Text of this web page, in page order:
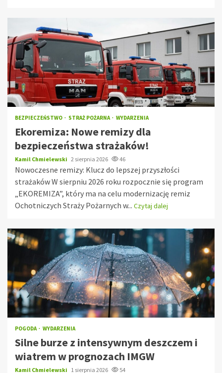
BEZPIECZEŃSTWO STRAŻ POŻARNA WYDARZENIA
Ekoremiza: Nowe remizy dla
bezpieczeństwa strażaków!
Kamil Chmielewski 2 sierpnia 2026 46
Nowoczesne remizy: Klucz do lepszej przyszłości
strażaków W sierpniu 2026 roku rozpocznie się program
„EKOREMIZA”, który ma na celu modernizację remiz
Ochotniczych Straży Pożarnych w... Czytaj dalej
POGODA WYDARZENIA
Silne burze z intensywnym deszczem i
wiatrem w prognozach IMGW
Kamil Chmielewski 1 sierpnia 2026 54